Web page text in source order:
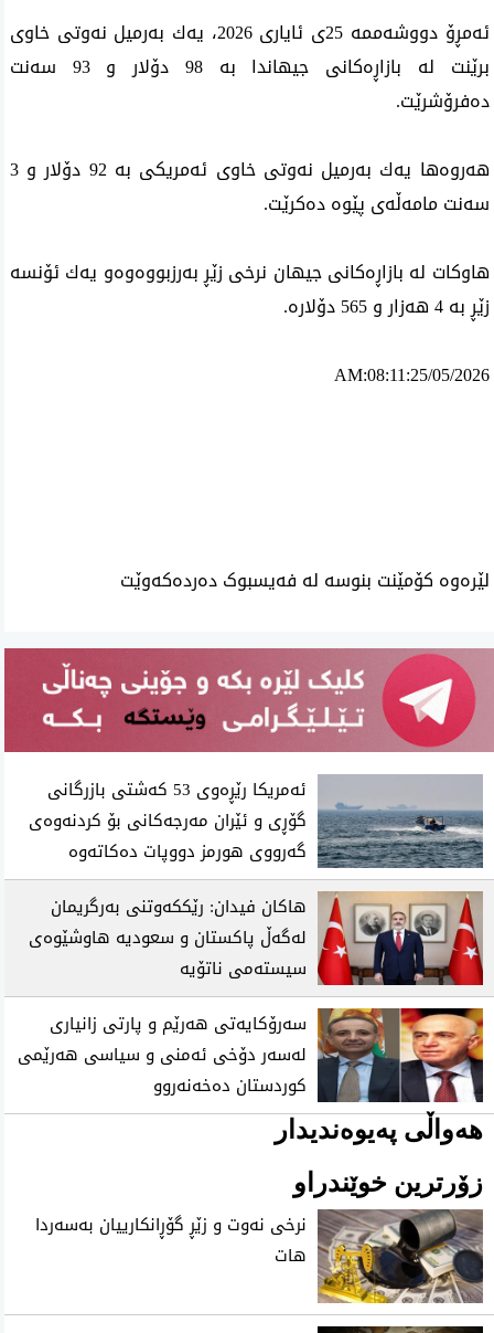
ئه‌مڕۆ دووشه‌ممه‌ 25
ی ئایاری‌ 2026، یه‌ك به‌رمیل نه‌وتی خاوی
برێنت له‌ بازاڕه‌كانی‌ جیهاندا به‌98 دۆلار و93 سه‌نت
ده‌فرۆشرێت.
هه‌روه‌ها یه‌ك به‌رمیل نه‌وتی خاوی ئه‌مریكی به‌92 دۆلار و3
سه‌نت مامه‌ڵه‌ی‌ پێوه‌ ده‌كرێت.
هاوكات له‌ بازاڕە‌كانی‌ جیهان نرخی زێڕ بەرزبووەوەو یه‌ك ئۆنسه‌
زێڕ به‌ 4 هه‌زار و
565دۆلاره‌.
AM:08:11:25/05/2026
لێرەوە کۆمێنت بنوسە لە فەیسبوک دەردەکەوێت
ئەمریکا رێڕەوی 53 کەشتی بازرگانی
گۆڕی و ئێران مەرجەکانی بۆ کردنەوەی
گەرووی هورمز دووپات دەکاتەوە
هاکان فیدان: رێککەوتنی بەرگریمان
لەگەڵ پاکستان و سعودیە هاوشێوەی
سیستەمی ناتۆیە
سەرۆکایەتی هەرێم و پارتی زانیاری
لەسەر دۆخی ئەمنی و سیاسی هەرێمی
کوردستان دەخەنەروو
هەواڵی پەیوەندیدار
زۆرترین خوێندراو
نرخی نه‌وت و زێڕ گۆڕانكارییان به‌سه‌ردا
هات